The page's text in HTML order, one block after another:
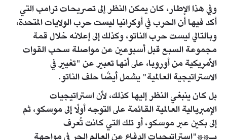
وفي هذا الإطار، كان يمكن النظر إلى تصريحات ترامب التي
أكد فيها أن الحرب في أوكرانيا ليست حرب الولايات المتحدة،
وبالتالي ليست حرب الناتو، وكذلك إلى إعلانه خلال قمة
مجموعة السبع قبل أسبوعين عن مواصلة سحب القوات
الأمريكية من أوروبا، على أنها تعبير عن "تغيير في
الاستراتيجية العالمية" يشمل أيضًا حلف الناتو.
بل كان ينبغي النظر إليها كذلك، لأن استراتيجيات
الإمبريالية العالمية القائمة على التوجه أولًا إلى موسكو، ثم
إلى بكين عبر موسكو، أو تلك التي كانت تُعرف